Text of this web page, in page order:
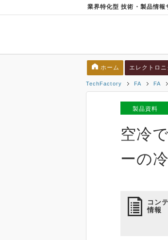
業界特化型 技術・製品情報
ホーム エレクトロニ
TechFactory FA FA
製品資料
空冷
ーの
コン
情報